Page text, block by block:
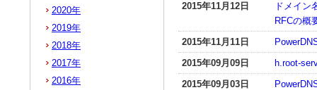
2015年11月12日
ドメイン
RFCの概
2015年11月11日
2015年09月09日
h.root-
2015年09月03日
2020年
2019年
2018年
2017年
2016年